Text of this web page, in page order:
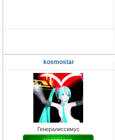
kosmostar
Генералиссимус